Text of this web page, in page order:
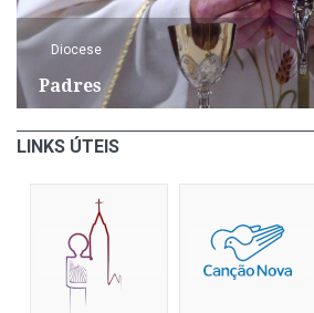
Diocese
Padres
LINKS ÚTEIS